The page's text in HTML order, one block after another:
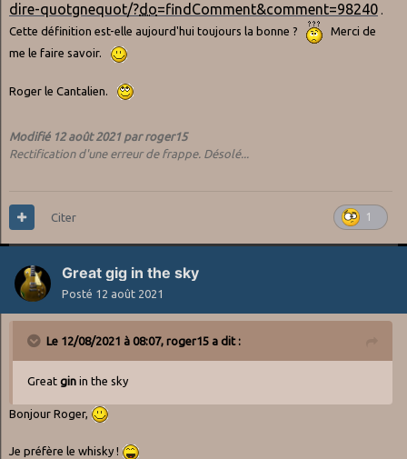
dire-quotgnequot/?do=findComment&comment=98240 .
Cette définition est-elle aujourd'hui toujours la bonne ?
Merci de
me le faire savoir.
Roger le Cantalien.
Modifié 12 août 2021par roger15
Rectification d'une erreur de frappe. Désolé...
1
Citer
Great gig in the sky
Posté 12 août 2021
Le 12/08/2021 à 08:07, roger15 a dit :
Great gin in the sky
Bonjour Roger,
Je préfère le whisky !